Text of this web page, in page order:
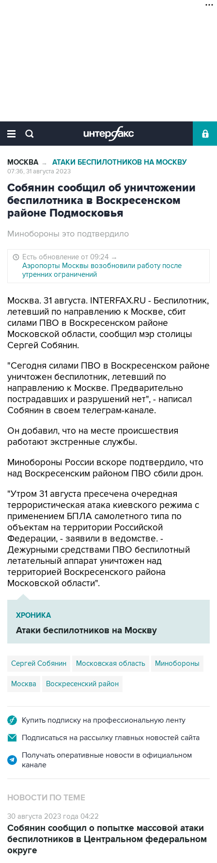
МОСКВА → АТАКИ БЕСПИЛОТНИКОВ НА МОСКВУ
07:36, 31 августа 2023
Собянин сообщил об уничтожении
беспилотника в Воскресенском
районе Подмосковья
Минобороны это подтвердило
Есть обновление от 09:24 →
Аэропорты Москвы возобновили работу после
утренних ограничений
Москва. 31 августа. INTERFAX.RU - Беспилотник,
летевший по направлению к Москве, сбит
силами ПВО в Воскресенском районе
Московской области, сообщил мэр столицы
Сергей Собянин.
"Сегодня силами ПВО в Воскресенском районе
уничтожен беспилотник, летевший по
направлению к Москве. Предварительно
пострадавших и разрушений нет", - написал
Собянин в своем телеграм-канале.
Он добавил, что на месте происшествия
работают экстренные службы.
Минобороны России вскоре подтвердило, что
над Воскресенским районом ПВО сбили дрон.
"Утром 31 августа пресечена очередная
террористическая атака киевского режима с
применением БПЛА самолетного типа по
объектам на территории Российской
Федерации, - заявили в ведомстве. -
Дежурными средствами ПВО беспилотный
летательный аппарат уничтожен над
территорией Воскресенского района
Московской области".
ХРОНИКА
Атаки беспилотников на Москву
Сергей Собянин Московская область Минобороны
Москва Воскресенский район
Купить подписку на профессиональную ленту
Подписаться на рассылку главных новостей сайта
Получать оперативные новости в официальном
канале
НОВОСТИ ПО ТЕМЕ
30 августа 2023 года 04:22
Собянин сообщил о попытке массовой атаки
беспилотников в Центральном федеральном
округе